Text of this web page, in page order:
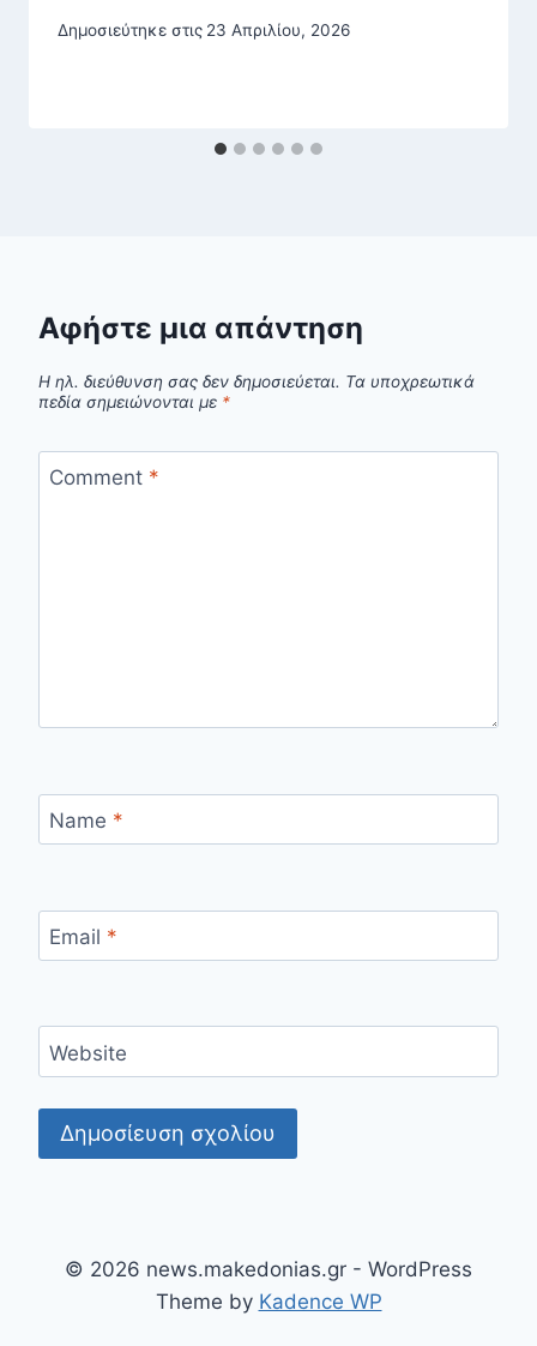
Δημοσιεύτηκε στις 23 Απριλίου, 2026
Αφήστε μια απάντηση
Η ηλ. διεύθυνση σας δεν δημοσιεύεται. Τα υποχρεωτικά
πεδία σημειώνονται με *
Comment *
Name *
Email *
Website
© 2026 news.makedonias.gr - WordPress
Theme by Kadence WP